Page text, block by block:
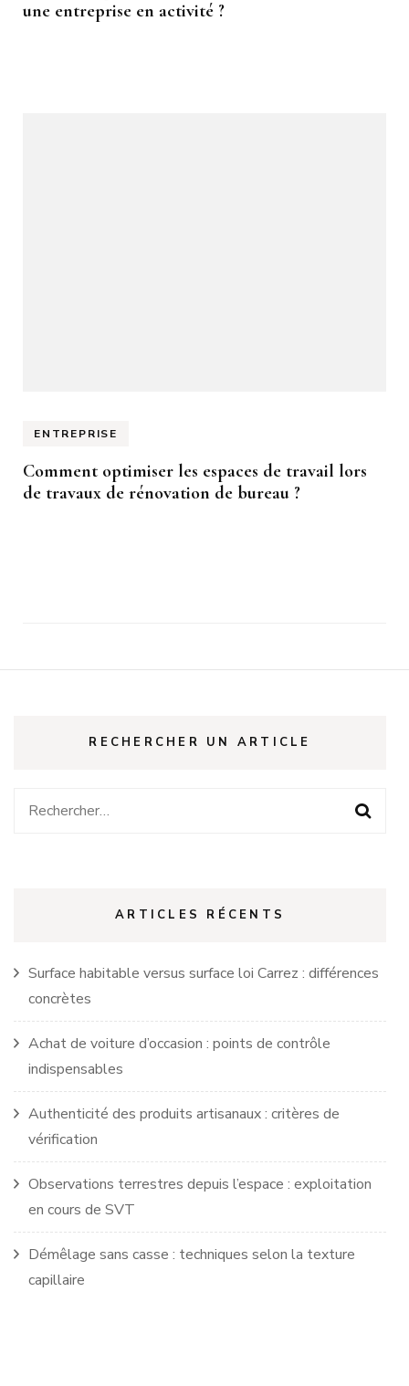
une entreprise en activité ?
ENTREPRISE
Comment optimiser les espaces de travail lors
de travaux de rénovation de bureau ?
RECHERCHER UN ARTICLE
Rechercher :
ARTICLES RÉCENTS
Surface habitable versus surface loi Carrez : différences
concrètes
Achat de voiture d’occasion : points de contrôle
indispensables
Authenticité des produits artisanaux : critères de
vérification
Observations terrestres depuis l’espace : exploitation
en cours de SVT
Démêlage sans casse : techniques selon la texture
capillaire